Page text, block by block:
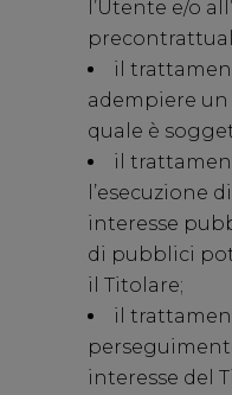
l’Utente e/o
il
adempiere
quale è
il
l’esecuzione
interesse
di pubblici
il Titolare;
il
interesse del